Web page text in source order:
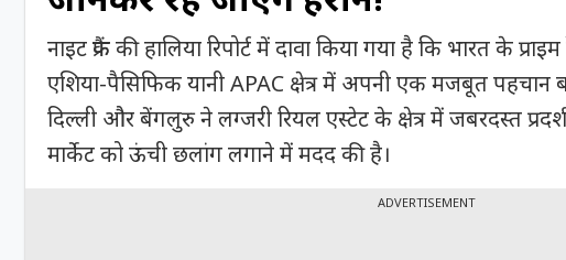
नाइट फ्रैंक की हालिया रिपोर्ट में दावा किया गया है कि भारत के
एशिया-पैसिफिक यानी APAC क्षेत्र में अपनी एक मजबूत
दिल्ली और बेंगलुरु ने लग्जरी रियल एस्टेट के क्षेत्र में जबरदस्त
मार्केट को ऊंची छलांग लगाने में मदद की है।
ADVERTISEMENT